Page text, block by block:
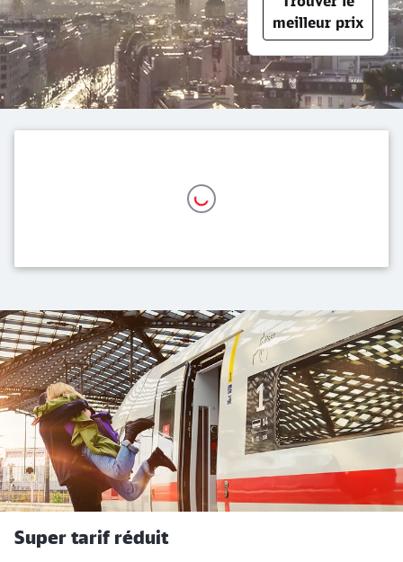
meilleur prix
Notre offre
Super tarif réduit